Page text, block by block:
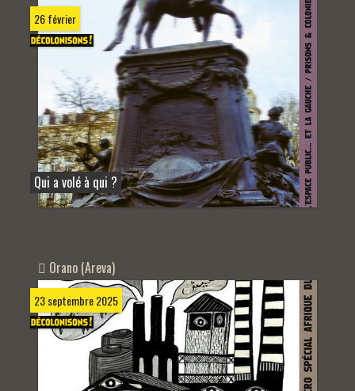
26 février
Qui a volé à qui ?
Orano (Areva)
23 septembre 2025